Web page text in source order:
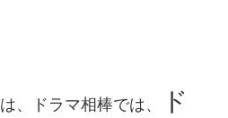
は、ドラマ相棒では、
ド